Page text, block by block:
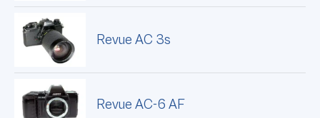
Revue AC 3s
Revue AC-6 AF